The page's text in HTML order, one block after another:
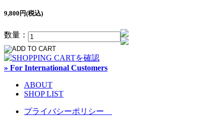
9,800円(税込)
数量：
» For International Customers
ABOUT
SHOP LIST
プライバシーポリシー